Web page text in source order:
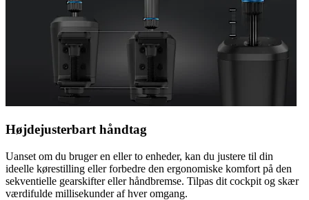
Højdejusterbart håndtag
Uanset om du bruger en eller to enheder, kan du justere til din
ideelle kørestilling eller forbedre den ergonomiske komfort på den
sekventielle gearskifter eller håndbremse. Tilpas dit cockpit og skær
værdifulde millisekunder af hver omgang.